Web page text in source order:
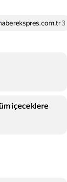
3
içeceklere